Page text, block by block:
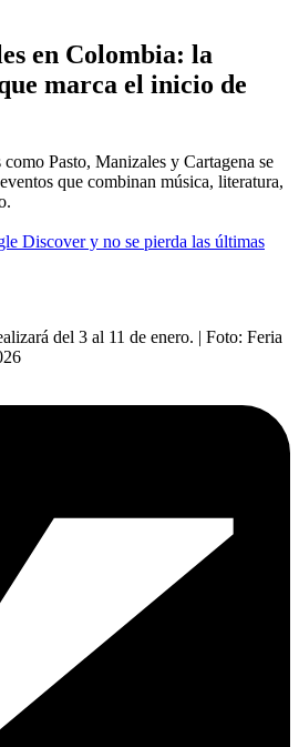
en Colombia: la
marca el inicio de
Pasto, Manizales y Cartagena se
que combinan música, literatura,
Discover y no se pierda las últimas
del 3 al 11 de enero. | Foto: Feria